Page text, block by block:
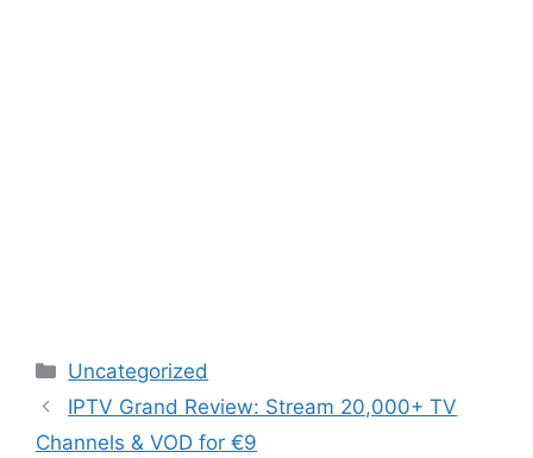
Categories
Uncategorized
IPTV Grand Review: Stream 20,000+ TV
Channels & VOD for €9